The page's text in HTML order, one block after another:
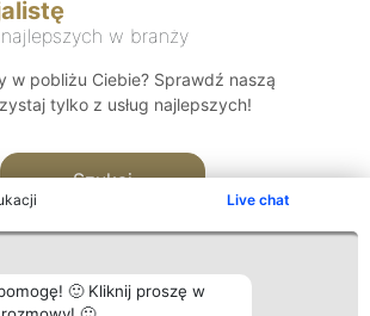
Live chat
🙂 Kliknij proszę w
w branży
w pobliżu Ciebie? Sprawdź naszą
tylko z usług najlepszych!
Szukaj